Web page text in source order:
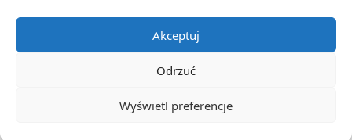
Akceptuj
Odrzuć
Wyświetl preferencje